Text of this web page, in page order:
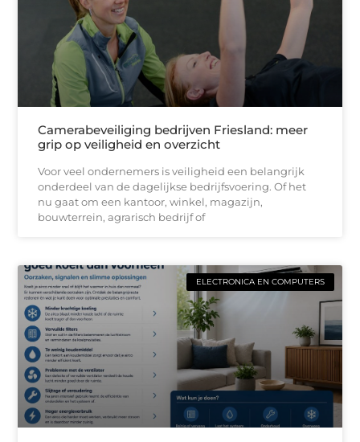
Camerabeveiliging bedrijven Friesland: meer
grip op veiligheid en overzicht
Voor veel ondernemers is veiligheid een belangrijk
onderdeel van de dagelijkse bedrijfsvoering. Of het
nu gaat om een kantoor, winkel, magazijn,
bouwterrein, agrarisch bedrijf of
ELECTRONICA EN COMPUTERS